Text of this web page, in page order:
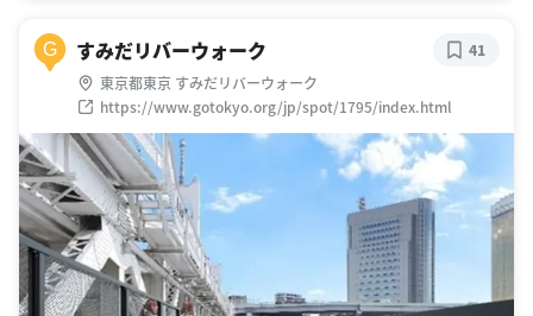
G すみだリバーウォーク
東京都東京 すみだリバーウォーク
https://www.gotokyo.org/jp/spot/1795/index.html
41